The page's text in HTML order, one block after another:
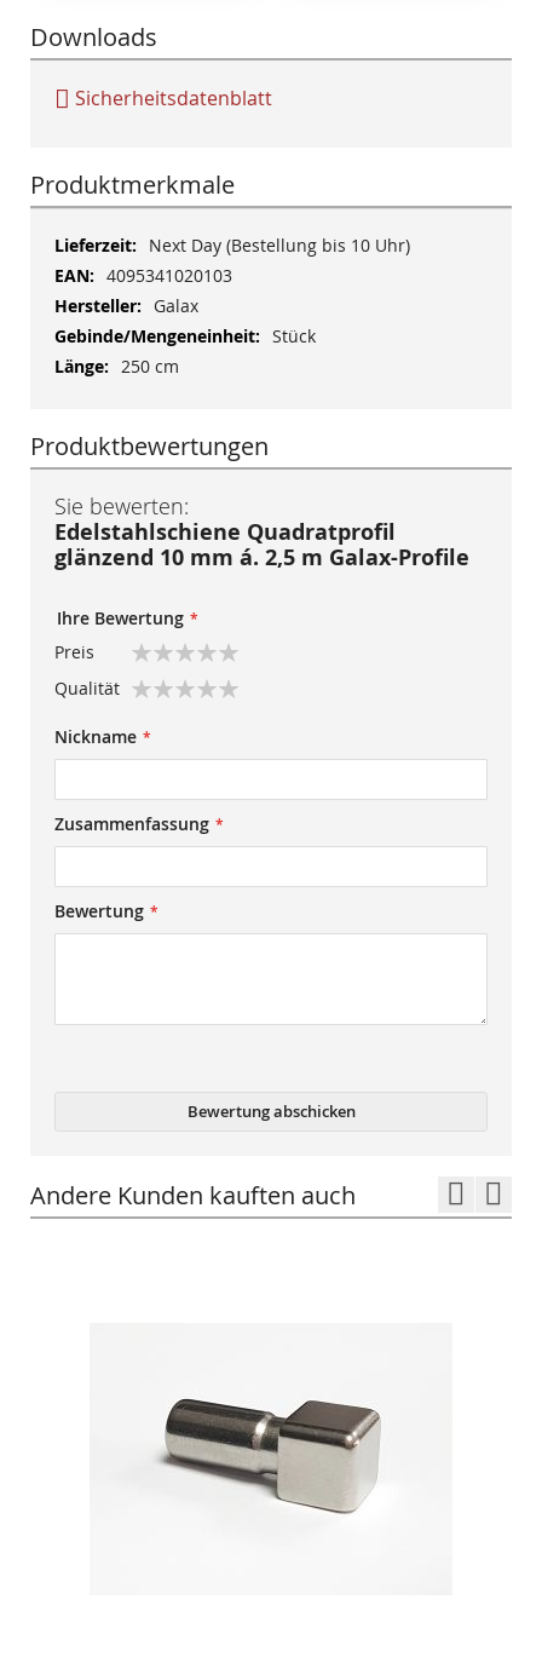
Downloads
Sicherheitsdatenblatt
Produktmerkmale
Mehr
Informationen
Next Day (Bestellung bis 10 Uhr)
4095341020103
Galax
Stück
250 cm
Produktbewertungen
Sie bewerten:
Edelstahlschiene Quadratprofil
glänzend 10 mm á. 2,5 m Galax-Profile
Ihre Bewertung
Preis
star
stars
stars
stars
stars
Qualität
star
stars
stars
stars
stars
Nickname
Zusammenfassung
Bewertung
Bewertung abschicken
Andere Kunden kauften auch